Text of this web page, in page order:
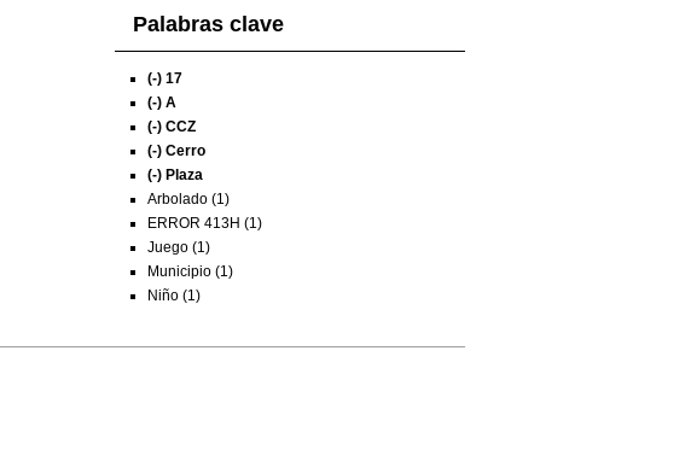
Palabras clave
(-) 17
(-) A
(-) CCZ
(-) Cerro
(-) Plaza
Arbolado (1)
ERROR 413H (1)
Juego (1)
Municipio (1)
Niño (1)